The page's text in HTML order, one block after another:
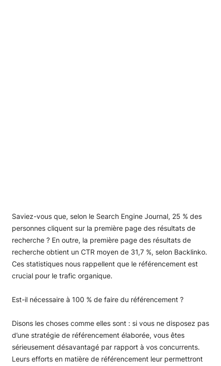
Saviez-vous que, selon le Search Engine Journal, 25 % des
personnes cliquent sur la première page des résultats de
recherche ? En outre, la première page des résultats de
recherche obtient un CTR moyen de 31,7 %, selon Backlinko.
Ces statistiques nous rappellent que le référencement est
crucial pour le trafic organique.
Est-il nécessaire à 100 % de faire du référencement ?
Disons les choses comme elles sont : si vous ne disposez pas
d’une stratégie de référencement élaborée, vous êtes
sérieusement désavantagé par rapport à vos concurrents.
Leurs efforts en matière de référencement leur permettront